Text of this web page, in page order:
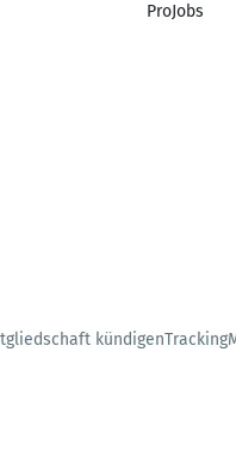
ProJobs
kündigenTracking